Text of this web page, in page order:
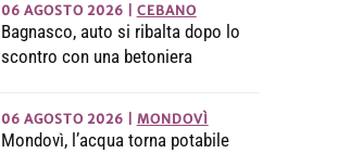
06 AGOSTO 2026 CEBANO
Bagnasco, auto si ribalta dopo lo
scontro con una betoniera
06 AGOSTO 2026 MONDOVÌ
Mondovì, l’acqua torna potabile